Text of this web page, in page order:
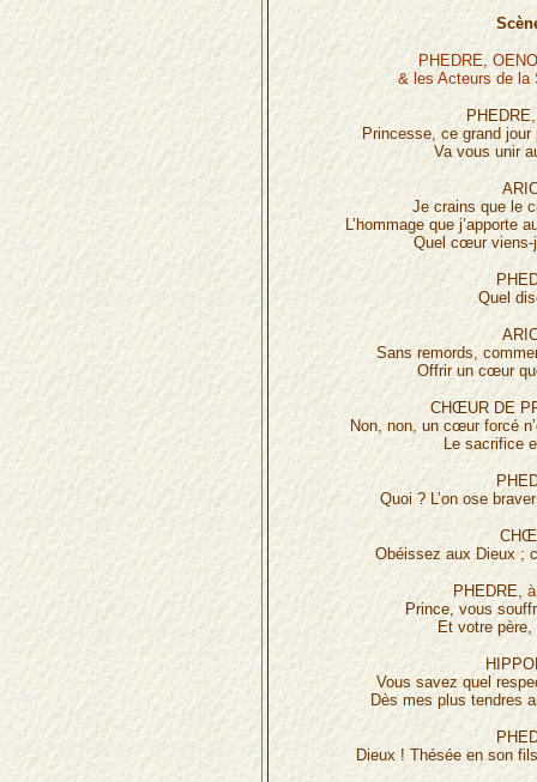
PHEDRE,
& les Acteurs de la
PHEDRE,
Princesse, ce grand
Va vous unir
Je crains que le
L’hommage que j’apporte
Quel cœur viens-
Quel
Sans remords,
Offrir un cœur
CHŒUR DE
Non, non, un cœur forcé
Le sacrifice
Quoi ? L’on ose
Obéissez aux Dieux ;
PHEDRE,
Prince, vous
Et votre
Vous savez quel
Dès mes plus tendres
Dieux ! Thésée en son